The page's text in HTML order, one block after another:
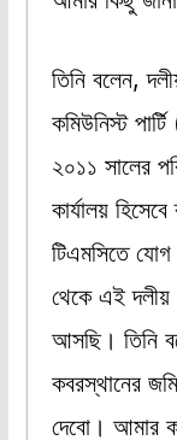
তিনি বলেন,
কমিউনিস্ট
২০১১ সালের
কার্যালয়
টিএমসিতে যোগ
থেকে এই দলীয়
আসছি। তিনি
কবরস্থানের
দেবো। আমার